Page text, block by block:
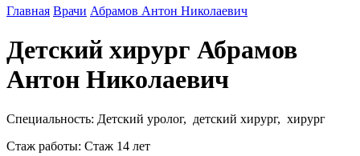
Главная Врачи Абрамов Антон Николаевич
Детский хирург Абрамов
Антон Николаевич
Специальность: Детский уролог, детский хирург, хирург
Стаж работы: Стаж 14 лет